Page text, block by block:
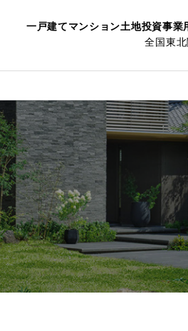
一戸建てマンション土地投資事業
全国東北